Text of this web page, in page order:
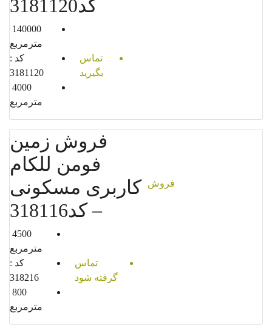
کد3181120
تماس
بگیرید
140000
مترمربع
کد :
3181120
4000
مترمربع
فروش
فروش زمین
فومن للکام
کاربری مسکونی
– کد318116
تماس
گرفته شود
4500
مترمربع
کد :
318216
800
مترمربع